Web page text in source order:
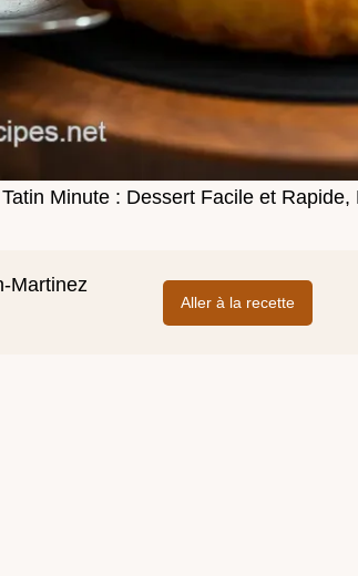
Minute : Dessert Facile et
Martinez
Aller à la recette